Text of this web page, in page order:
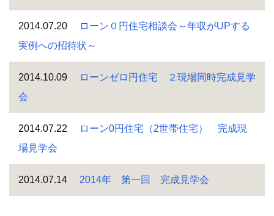
2014.07.20
ローン０円住宅相談会～年収がUPする
実例への招待状～
2014.10.09
ローンゼロ円住宅 ２現場同時完成見学
会
2014.07.22
ローン0円住宅（2世帯住宅） 完成現
場見学会
2014.07.14 2014年 第一回 完成見学会